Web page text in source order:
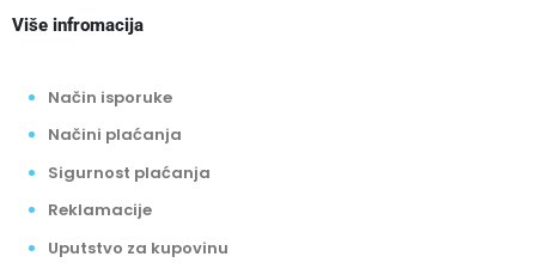
Više infromacija
Način isporuke
Načini plaćanja
Sigurnost plaćanja
Reklamacije
Uputstvo za kupovinu